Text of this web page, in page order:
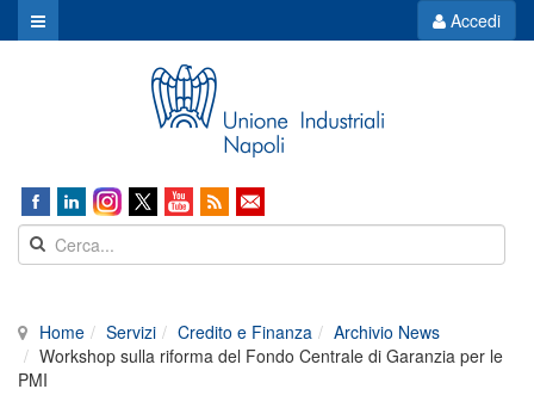
Accedi
Home Servizi Credito e Finanza
Archivio News
Workshop sulla riforma del Fondo Centrale di Garanzia per le
PMI